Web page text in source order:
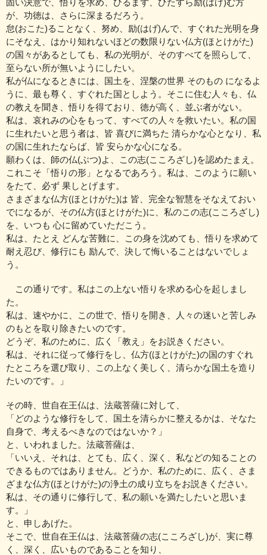
が、功徳は、さらに深まるだろう。
怠(おこた)ることなく、努め、励(はげ)んで、すぐれた光明を身
にそなえ、はかり知れないほどの数限りない仏方(ほとけがた)
の国々があるとしても、私の光明が、そのすべてを照らして、
至らない所が無いようにしたい。
私が仏になるときには、国土を、涅槃の世界 そのもの になるよ
うに、最も尊く、すぐれた国としよう。そこに住む人々も、仏
の教えを聞き、悟りを得ており、徳が高く、並ぶ者がない。
私は、哀れみの心をもって、すべての人々を救いたい。私の国
に生れたいと思う者は、皆 喜びに満ちた 清らかな心となり、私
の国に生れたならば、皆 安らかな心になる。
願わくは、師の仏(ぶつ)よ、この志(こころざし)を認めたまえ。
これこそ「悟りの形」となるであろう。私は、このように願い
をたて、必ず 果しとげます。
さまざまな仏方(ほとけがた)は 皆、完全な智慧をそなえておい
でになるが、その仏方(ほとけがた)に、私のこの志(こころざし)
を、いつも 心に留めていただこう。
私は、たとえ どんな苦難に、この身を沈めても、悟りを求めて
耐え忍び、修行にも 励んで、決して悔いることはないでしょ
う。
この通りです。私はこの上ない悟りを求める心を起しまし
た。
私は、速やかに、この世で、悟りを開き、人々の迷いと苦しみ
のもとを取り除きたいのです。
どうぞ、私のために、広く「教え」をお説きください。
私は、それに従って修行をし、仏方(ほとけがた)の国のすぐれ
たところを選び取り、この上なく美しく、清らかな国土を造り
たいのです。」
その時、世自在王仏は、法蔵菩薩に対して、
「どのような修行をして、国土を清らかに整えるかは、そなた
自身で、考えるべきなのではないか？」
と、いわれました。法蔵菩薩は、
「いいえ、それは、とても、広く、深く、私などの知ることの
できるものではありません。どうか、私のために、広く、さま
ざまな仏方(ほとけがた)の浄土の成り立ちをお説きください。
私は、その通りに修行して、私の願いを満たしたいと思いま
す。」
と、申しあげた。
そこで、世自在王仏は、法蔵菩薩の志(こころざし)が、実に尊
く、深く、広いものであることを知り、